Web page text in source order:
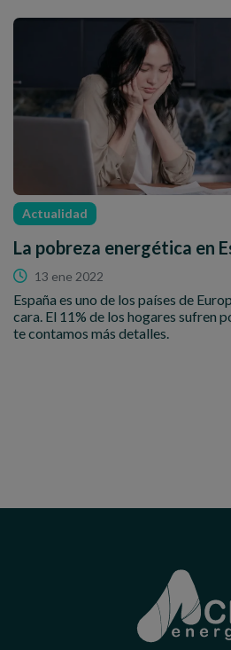
Actualidad
La pobreza energética en
13 ene 2022
España es uno de los países de
cara. El 11% de los hogares sufren
te contamos más detalles.